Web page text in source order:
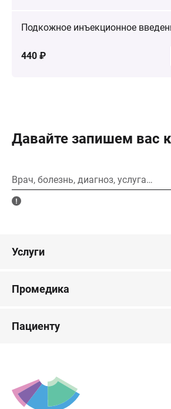
Подкожное инъекционное
440 ₽
Давайте запишем вас
Врач, болезнь, диагноз, услуга…
Услуги
Промедика
Пациенту